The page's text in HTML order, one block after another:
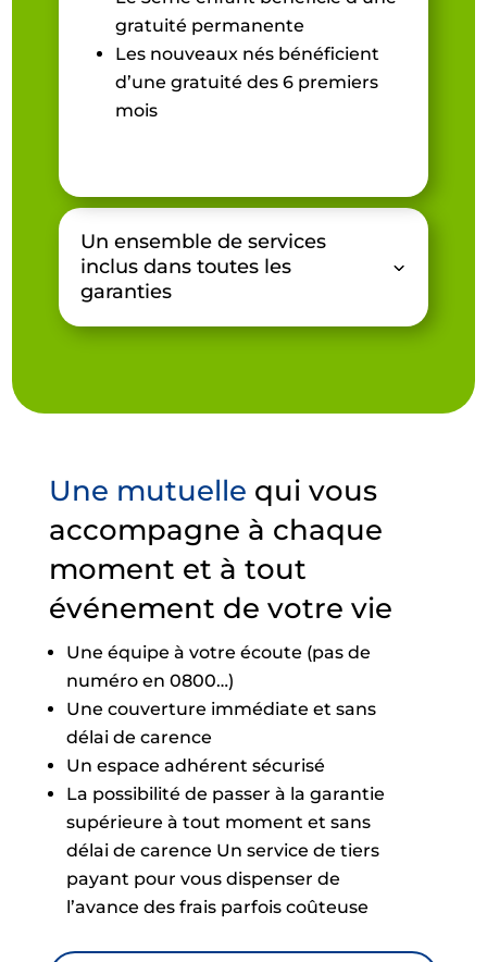
gratuité permanente
Les nouveaux nés bénéficient
d’une gratuité des 6 premiers
mois
Un ensemble de services
inclus dans toutes les
garanties
Une mutuelle qui vous
accompagne à chaque
moment et à tout
événement de votre vie
Une équipe à votre écoute (pas de
numéro en 0800…)
Une couverture immédiate et sans
délai de carence
Un espace adhérent sécurisé
La possibilité de passer à la garantie
supérieure à tout moment et sans
délai de carence Un service de tiers
payant pour vous dispenser de
l’avance des frais parfois coûteuse